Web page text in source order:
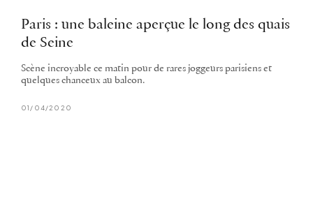
Paris : une baleine aperçue le long des quais
de Seine
Scène incroyable ce matin pour de rares joggeurs parisiens et
quelques chanceux au balcon.
01/04/2020